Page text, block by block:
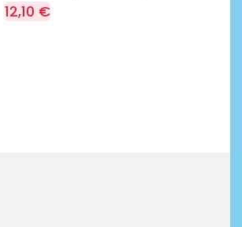
12,10 €